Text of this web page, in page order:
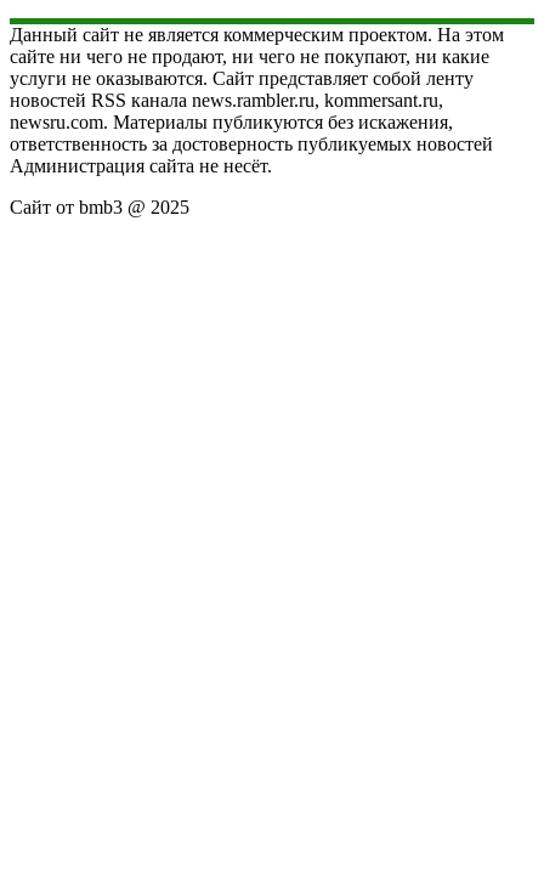
Данный сайт не является коммерческим проектом. На этом
сайте ни чего не продают, ни чего не покупают, ни какие
услуги не оказываются. Сайт представляет собой ленту
новостей RSS канала news.rambler.ru, kommersant.ru,
newsru.com. Материалы публикуются без искажения,
ответственность за достоверность публикуемых новостей
Администрация сайта не несёт.
Сайт от bmb3 @ 2025